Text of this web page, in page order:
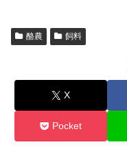
酪農 飼料
X
Pocket